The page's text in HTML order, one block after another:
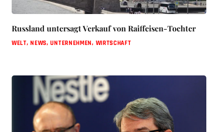
Russland untersagt Verkauf von Raiffeisen-Tochter
WELT,NEWS,UNTERNEHMEN, WIRTSCHAFT